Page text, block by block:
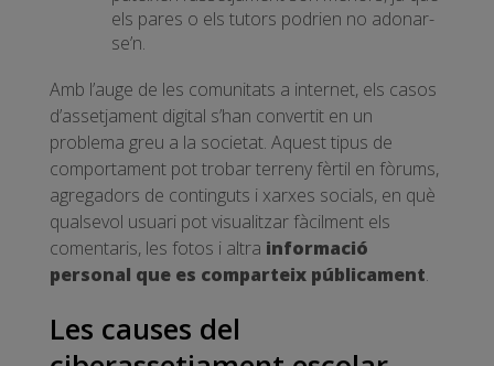
els pares o els tutors podrien no adonar-
se’n.
Amb l’auge de les comunitats a internet, els casos
d’assetjament digital s’han convertit en un
problema greu a la societat. Aquest tipus de
comportament pot trobar terreny fèrtil en fòrums,
agregadors de continguts i xarxes socials, en què
qualsevol usuari pot visualitzar fàcilment els
comentaris, les fotos i altra informació
personal que es comparteix públicament.
Les causes del